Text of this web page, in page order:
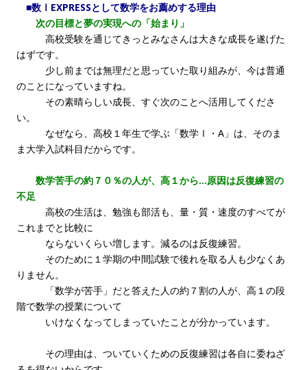
■数ⅠEXPRESSとして数学をお薦めする理由
次の目標と夢の実現への「始まり」
高校受験を通じてきっとみなさんは大きな成長を遂げた
はずです。
少し前までは無理だと思っていた取り組みが、今は普通
のことになっていますね。
その素晴らしい成長、すぐ次のことへ活用してくださ
い。
なぜなら、高校１年生で学ぶ「数学Ⅰ・A」は、そのま
ま大学入試科目だからです。
数学苦手の約７０％の人が、高１から…原因は反復練習の
不足
高校の生活は、勉強も部活も、量・質・速度のすべてが
これまでと比較に
ならないくらい増します。減るのは反復練習。
そのために１学期の中間試験で後れを取る人も少なくあ
りません。
「数学が苦手」だと答えた人の約７割の人が、高１の段
階で数学の授業について
いけなくなってしまっていたことが分かっています。
その理由は、ついていくための反復練習は各自に委ねざ